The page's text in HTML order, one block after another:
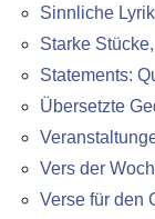
Sinnliche Lyrik
Starke
Statements:
Übersetzte
Vers der
Verse für den